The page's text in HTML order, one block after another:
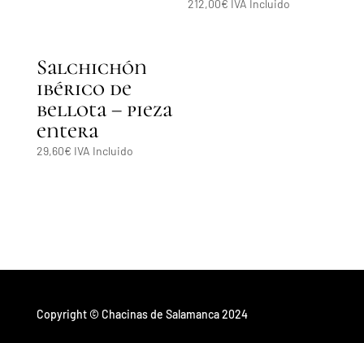
212,00€ IVA Incluido
Salchichón
ibérico de
bellota – pieza
entera
29,60€ IVA Incluido
Copyright © Chacinas de Salamanca 2024